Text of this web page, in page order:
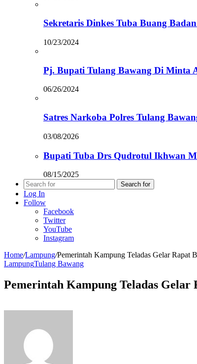
Sekretaris Dinkes Tuba Buang
10/23/2024
Pj. Bupati Tulang Bawang Di Minta
06/26/2024
Satres Narkoba Polres Tulang
03/08/2026
Bupati Tuba Drs Qudrotul Ikhwan
08/15/2025
Search for
Log In
Follow
Facebook
Twitter
YouTube
Instagram
Home/Lampung/Pemerintah Kampung Teladas Gelar
LampungTulang Bawang
Pemerintah Kampung Teladas Gelar